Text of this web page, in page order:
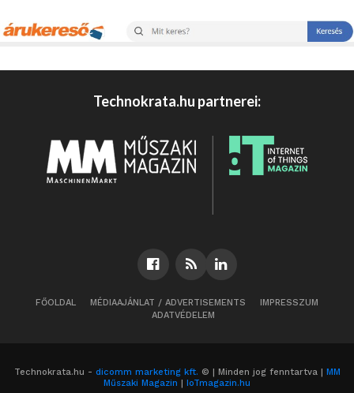
Technokrata.hu partnerei:
FŐOLDAL MÉDIAAJÁNLAT / ADVERTISEMENTS
IMPRESSZUM
ADATVÉDELEM
Technokrata.hu - dicomm marketing kft. © | Minden jog fenntartva |
MM
Műszaki Magazin
IoTmagazin.hu